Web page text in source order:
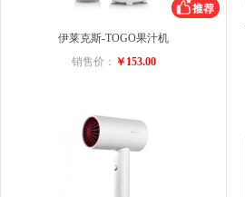
伊莱克斯-TOGO果汁机
销售价： ￥153.00